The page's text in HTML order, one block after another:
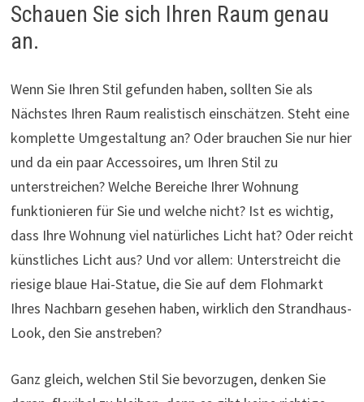
Schauen Sie sich Ihren Raum genau
an.
Wenn Sie Ihren Stil gefunden haben, sollten Sie als
Nächstes Ihren Raum realistisch einschätzen. Steht eine
komplette Umgestaltung an? Oder brauchen Sie nur hier
und da ein paar Accessoires, um Ihren Stil zu
unterstreichen? Welche Bereiche Ihrer Wohnung
funktionieren für Sie und welche nicht? Ist es wichtig,
dass Ihre Wohnung viel natürliches Licht hat? Oder reicht
künstliches Licht aus? Und vor allem: Unterstreicht die
riesige blaue Hai-Statue, die Sie auf dem Flohmarkt
Ihres Nachbarn gesehen haben, wirklich den Strandhaus-
Look, den Sie anstreben?
Ganz gleich, welchen Stil Sie bevorzugen, denken Sie